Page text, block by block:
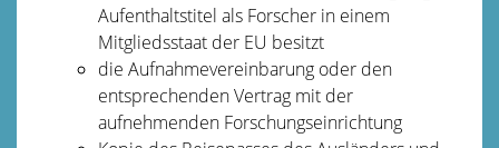
Aufenthaltstitel als Forscher in einem
Mitgliedsstaat der EU besitzt
die Aufnahmevereinbarung oder den
entsprechenden Vertrag mit der
aufnehmenden Forschungseinrichtung